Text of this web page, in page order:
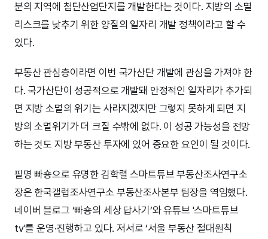
분의 지역에 첨단산업단지를 개발한다는 것이다. 지방의 소멸
리스크를 낮추기 위한 양질의 일자리 개발 정책이라고 할 수
있다.
부동산 관심층이라면 이번 국가산단 개발에 관심을 가져야 한
다. 국가산단이 성공적으로 개발돼 안정적인 일자리가 추가되
면 지방 소멸의 위기는 사라지겠지만 그렇지 못하게 되면 지
방의 소멸위기가 더 크질 수밖에 없다. 이 성공 가능성을 전망
하는 것도 지방 부동산 투자에 있어 중요한 요인이 될 것이다.
필명 빠숑으로 유명한 김학렬 스마트튜브 부동산조사연구소
장은 한국갤럽조사연구소 부동산조사본부 팀장을 역임했다.
네이버 블로그 ‘빠숑의 세상 답사기’와 유튜브 '스마트튜브
tv'를 운영·진행하고 있다. 저서로 ‘서울 부동산 절대원칙